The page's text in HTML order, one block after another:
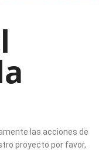
las acciones de
proyecto por favor,